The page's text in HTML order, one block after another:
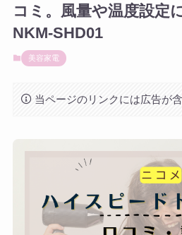
コミ。風量や温度設定
NKM-SHD01
美容家電
当ページのリンクには広告が